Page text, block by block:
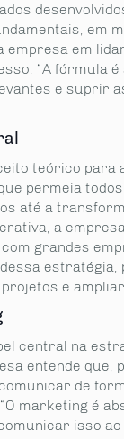
em
empresa em
“A fórmula é
e suprir
teórico para
permeia
até a
a
grandes
estratégia,
e
central na
entende que,
de
marketing é
isso